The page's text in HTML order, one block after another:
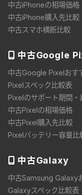
中古iPhoneの相場価格
中古iPhone購入先比較
中古スマホ横断比較
中古Google
中古Google Pixelおす
Pixelスペック比較表
Pixelのサポート期間・
中古Pixelの相場価格
中古Pixel購入先比較
Pixelバッテリー容量比
中古Galaxy
中古Samsung Galaxy
Galaxyスペック比較表